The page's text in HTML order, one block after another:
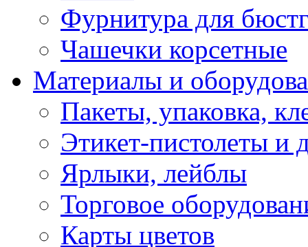
Фурнитура для
Чашечки корсетные
Материалы и
Пакеты, упаковка,
Этикет-пистолеты и
Ярлыки, лейблы
Торговое
Карты цветов